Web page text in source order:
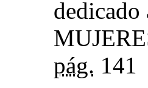
pág. 141